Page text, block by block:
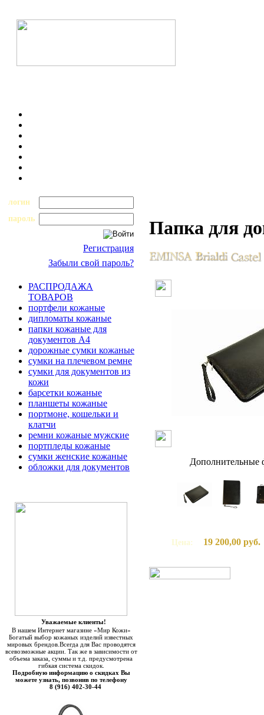
логин
пароль
Регистрация
Забыли свой пароль?
РАСПРОДАЖА
ТОВАРОВ
портфели кожаные
дипломаты кожаные
папки кожаные для
документов А4
дорожные сумки кожаные
сумки на плечевом ремне
сумки для документов из
кожи
барсетки кожаные
планшеты кожаные
портмоне, кошельки и
клатчи
ремни кожаные мужские
портпледы кожаные
сумки женские кожаные
обложки для документов
Уважаемые клиенты!
В нашем Интернет магазине «Мир Кожи»
Богатый выбор кожаных изделий известных
мировых брендов.Всегда для Вас проводятся
всевозможные акции. Так же в зависимости от
объема заказа, суммы и т.д. предусмотрена
гибкая система скидок.
Подробную информацию о скидках Вы
можете узнать, позвонив по телефону
8 (916) 402-30-44
Папка для
Дополнительные
Цена: 19 200,00 руб.